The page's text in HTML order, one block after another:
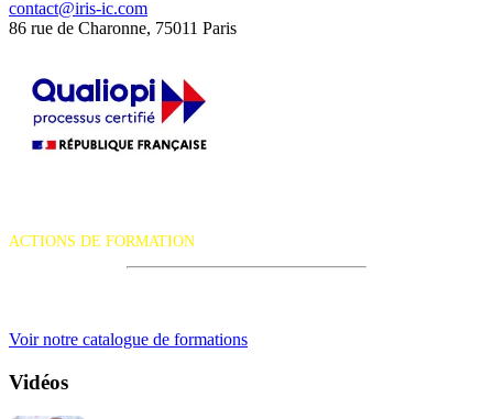
contact@iris-ic.com
86 rue de Charonne, 75011 Paris
ACTIONS DE FORMATION
Voir notre catalogue de formations
Vidéos